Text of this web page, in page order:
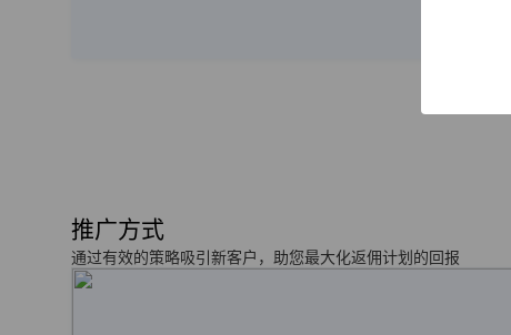
推广方式
通过有效的策略吸引新客户，助您最大化返佣计划的回报